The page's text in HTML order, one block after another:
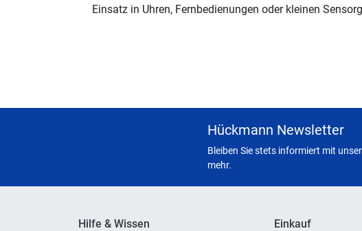
Einsatz in Uhren, Fernbedienungen oder kleinen
Hückmann Newsletter
Bleiben Sie stets informiert mit
mehr.
Hilfe & Wissen Einkauf